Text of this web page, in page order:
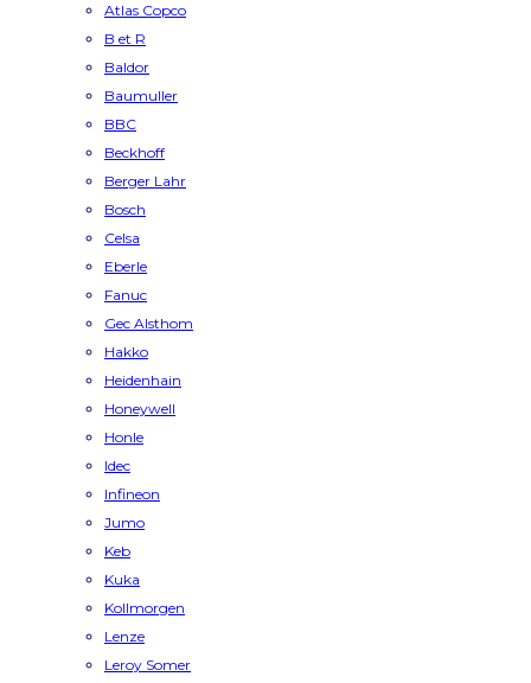
Atlas Copco
B et R
Baldor
Baumuller
BBC
Beckhoff
Berger Lahr
Bosch
Celsa
Eberle
Fanuc
Gec Alsthom
Hakko
Heidenhain
Honeywell
Honle
Idec
Infineon
Jumo
Keb
Kuka
Kollmorgen
Lenze
Leroy Somer